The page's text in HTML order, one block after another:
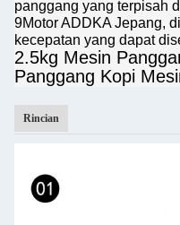
panggang yang terpisah
9Motor ADDKA Jepang,
kecepatan yang dapat
2.5kg Mesin
Panggang Kopi
Rincian